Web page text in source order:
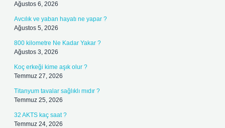
Ağustos 6, 2026
Avcılık ve yaban hayatı ne yapar ?
Ağustos 5, 2026
800 kilometre Ne Kadar Yakar ?
Ağustos 3, 2026
Koç erkeği kime aşık olur ?
Temmuz 27, 2026
Titanyum tavalar sağlıklı mıdır ?
Temmuz 25, 2026
32 AKTS kaç saat ?
Temmuz 24, 2026